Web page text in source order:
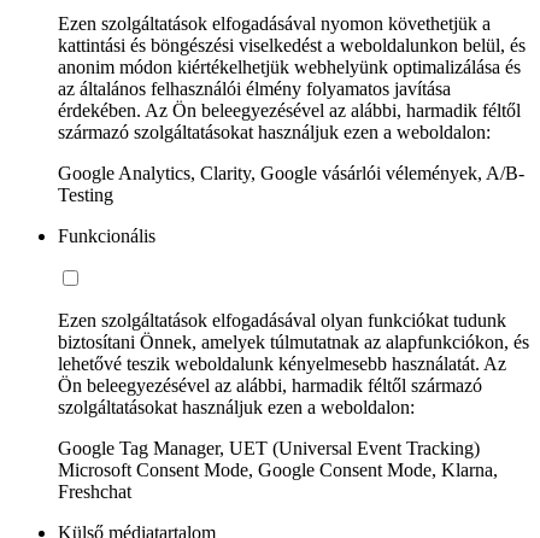
Ezen szolgáltatások elfogadásával nyomon követhetjük a
kattintási és böngészési viselkedést a weboldalunkon belül, és
anonim módon kiértékelhetjük webhelyünk optimalizálása és
az általános felhasználói élmény folyamatos javítása
érdekében. Az Ön beleegyezésével az alábbi, harmadik féltől
származó szolgáltatásokat használjuk ezen a weboldalon:
Google Analytics, Clarity, Google vásárlói vélemények, A/B-
Testing
Funkcionális
Ezen szolgáltatások elfogadásával olyan funkciókat tudunk
biztosítani Önnek, amelyek túlmutatnak az alapfunkciókon, és
lehetővé teszik weboldalunk kényelmesebb használatát. Az
Ön beleegyezésével az alábbi, harmadik féltől származó
szolgáltatásokat használjuk ezen a weboldalon:
Google Tag Manager, UET (Universal Event Tracking)
Microsoft Consent Mode, Google Consent Mode, Klarna,
Freshchat
Külső médiatartalom